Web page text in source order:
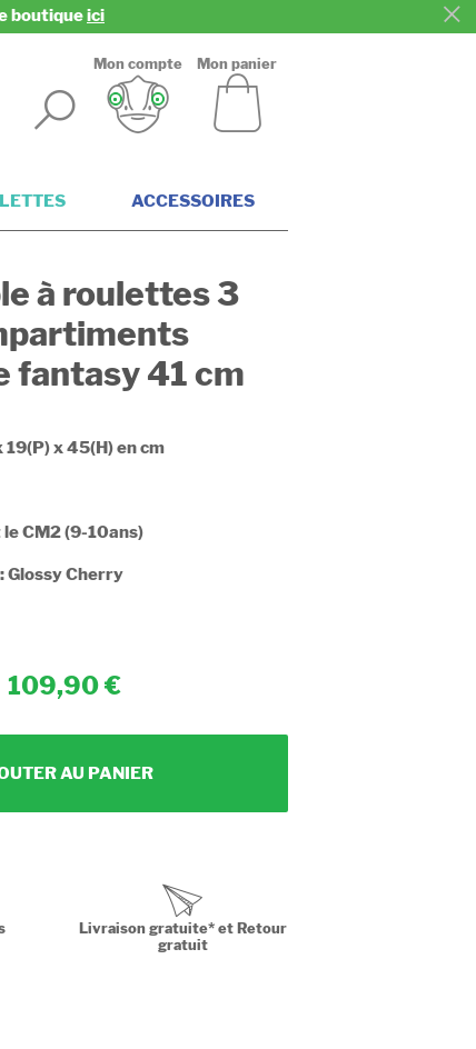
boutiqueici
Mon compte Mon panier
ACCESSOIRES
à roulettes 3
fantasy 41 cm
19(P) x 45(H) en cm
CM2 (9-10ans)
Glossy Cherry
109,90
AU PANIER
Livraison gratuite* et Retour
gratuit